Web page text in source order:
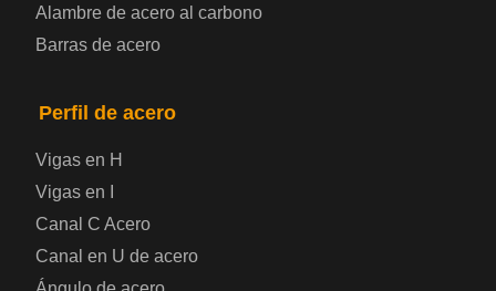
Placa de acero para calderas y recipientes a
presión
Placa de acero para puentes
Chapa de acero a cuadros
Chapa de acero prelacada
Placa de acero laminado en frío
Alambre de acero al carbono
Barras de acero
Perfil de acero
Vigas en H
Vigas en I
Canal C Acero
Canal en U de acero